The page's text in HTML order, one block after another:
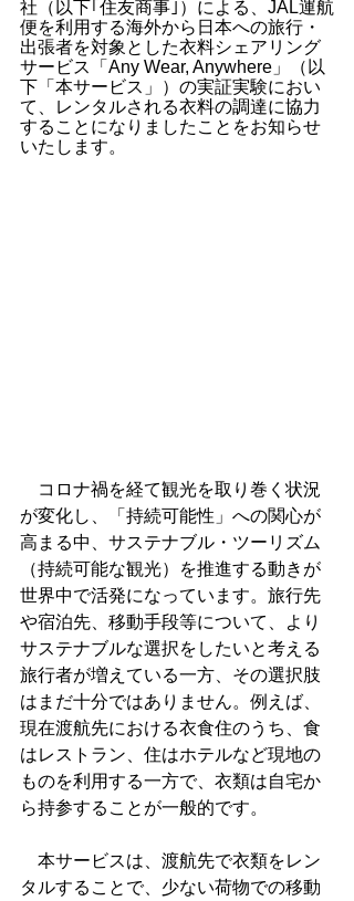
社（以下｢住友商事｣）による、JAL運航
便を利用する海外から日本への旅行・
出張者を対象とした衣料シェアリング
サービス「Any Wear, Anywhere」（以
下「本サービス」）の実証実験におい
て、レンタルされる衣料の調達に協力
することになりましたことをお知らせ
いたします。
コロナ禍を経て観光を取り巻く状況
が変化し、「持続可能性」への関心が
高まる中、サステナブル・ツーリズム
（持続可能な観光）を推進する動きが
世界中で活発になっています。旅行先
や宿泊先、移動手段等について、より
サステナブルな選択をしたいと考える
旅行者が増えている一方、その選択肢
はまだ十分ではありません。例えば、
現在渡航先における衣食住のうち、食
はレストラン、住はホテルなど現地の
ものを利用する一方で、衣類は自宅か
ら持参することが一般的です。
本サービスは、渡航先で衣類をレン
タルすることで、少ない荷物での移動